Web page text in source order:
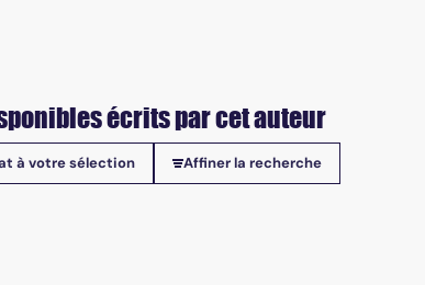
écrits par cet auteur
à votre sélection Affiner la recherche